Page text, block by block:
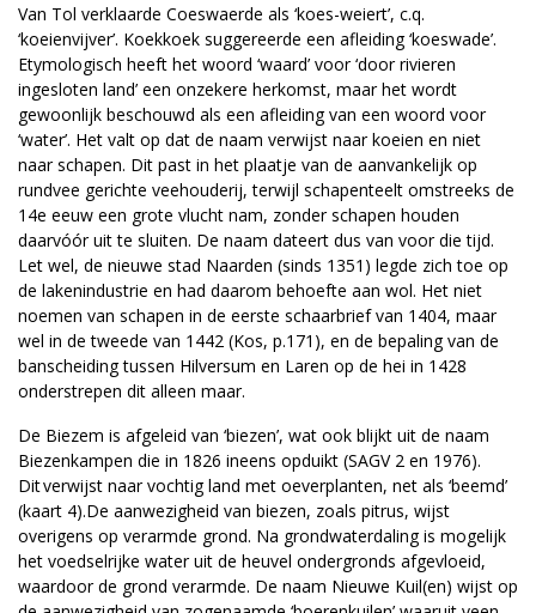
Van Tol verklaarde Coeswaerde als ‘koes-weiert’, c.q.
‘koeienvijver’. Koekkoek suggereerde een afleiding ‘koeswade’.
Etymologisch heeft het woord ‘waard’ voor ‘door rivieren
ingesloten land’ een onzekere herkomst, maar het wordt
gewoonlijk beschouwd als een afleiding van een woord voor
‘water’. Het valt op dat de naam verwijst naar koeien en niet
naar schapen. Dit past in het plaatje van de aanvankelijk op
rundvee gerichte veehouderij, terwijl schapenteelt omstreeks de
14e eeuw een grote vlucht nam, zonder schapen houden
daarvóór uit te sluiten. De naam dateert dus van voor die tijd.
Let wel, de nieuwe stad Naarden (sinds 1351) legde zich toe op
de lakenindustrie en had daarom behoefte aan wol. Het niet
noemen van schapen in de eerste schaarbrief van 1404, maar
wel in de tweede van 1442 (Kos, p.171), en de bepaling van de
banscheiding tussen Hilversum en Laren op de hei in 1428
onderstrepen dit alleen maar.
De Biezem is afgeleid van ‘biezen’, wat ook blijkt uit de naam
Biezenkampen die in 1826 ineens opduikt (SAGV 2 en 1976).
Dit verwijst naar vochtig land met oeverplanten, net als ‘beemd’
(kaart 4).De aanwezigheid van biezen, zoals pitrus, wijst
overigens op verarmde grond. Na grondwaterdaling is mogelijk
het voedselrijke water uit de heuvel ondergronds afgevloeid,
waardoor de grond verarmde. De naam Nieuwe Kuil(en) wijst op